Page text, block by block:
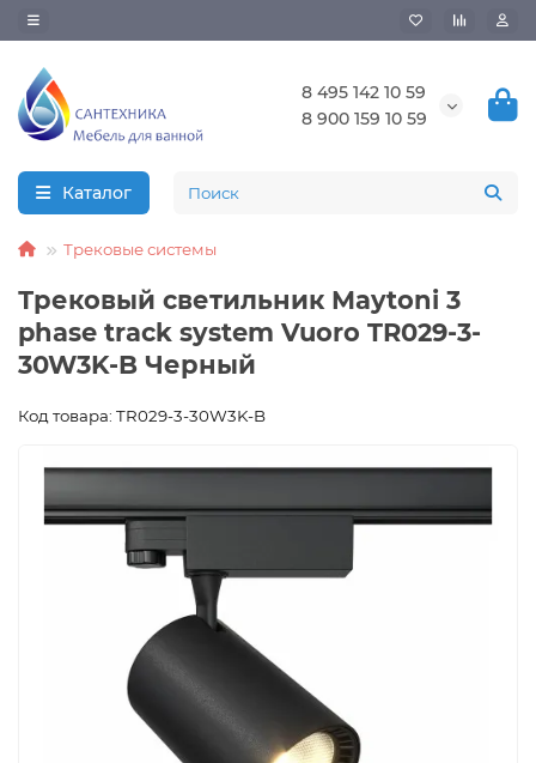
8 495 142 10 59
8 900 159 10 59
Каталог
Трековые системы
Трековый светильник Maytoni 3
phase track system Vuoro TR029-3-
30W3K-B Черный
Код товара: TR029-3-30W3K-B